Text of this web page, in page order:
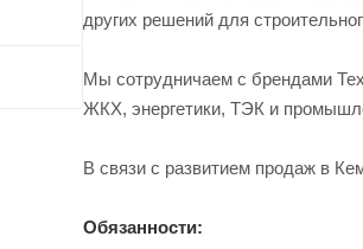
других решений для
Мы сотрудничаем с брендами
ЖКХ, энергетики, ТЭК и
В связи с развитием продаж в
Обязанности: